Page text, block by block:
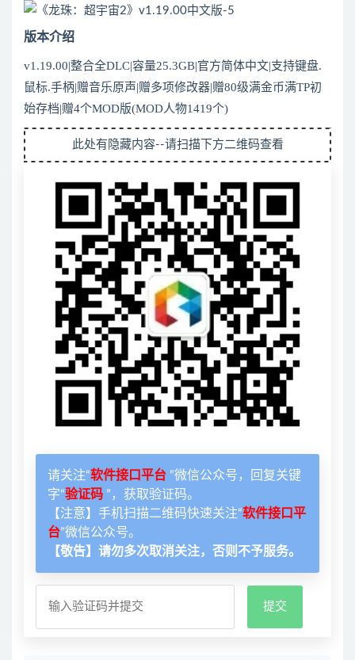
版本介绍
v1.19.00|整合全DLC|容量25.3GB|官方简体中文|支持键盘.
鼠标.手柄|赠音乐原声|赠多项修改器|赠80级满金币满TP初
始存档|赠4个MOD版(MOD人物1419个)
此处有隐藏内容--请扫描下方二维码查看
请关注“软件接口平台 ”微信公众号，回复关键
字“验证码 ”，获取验证码。
【注意】手机扫描二维码快速关注“软件接口平
台”微信公众号。
【敬告】请勿多次取消关注，否则不予服务。